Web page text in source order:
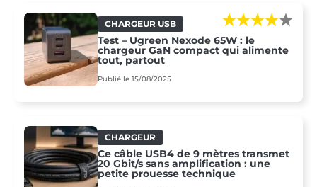
CHARGEUR USB
Test – Ugreen Nexode 65W : le
chargeur GaN compact qui alimente
tout, partout
Publié le 15/08/2025
CHARGEUR
Ce câble USB4 de 9 mètres transmet
20 Gbit/s sans amplification : une
petite prouesse technique